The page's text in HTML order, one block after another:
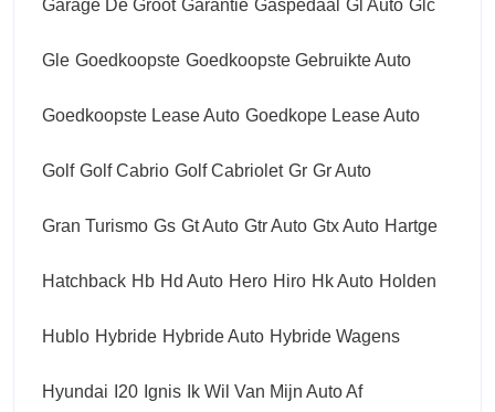
Garage De Groot Garantie Gaspedaal Gl Auto Glc
Gle Goedkoopste Goedkoopste Gebruikte Auto
Goedkoopste Lease Auto Goedkope Lease Auto
Golf Golf Cabrio Golf Cabriolet Gr Gr Auto
Gran Turismo Gs Gt Auto Gtr Auto Gtx Auto Hartge
Hatchback Hb Hd Auto Hero Hiro Hk Auto Holden
Hublo Hybride Hybride Auto Hybride Wagens
Hyundai I20 Ignis Ik Wil Van Mijn Auto Af